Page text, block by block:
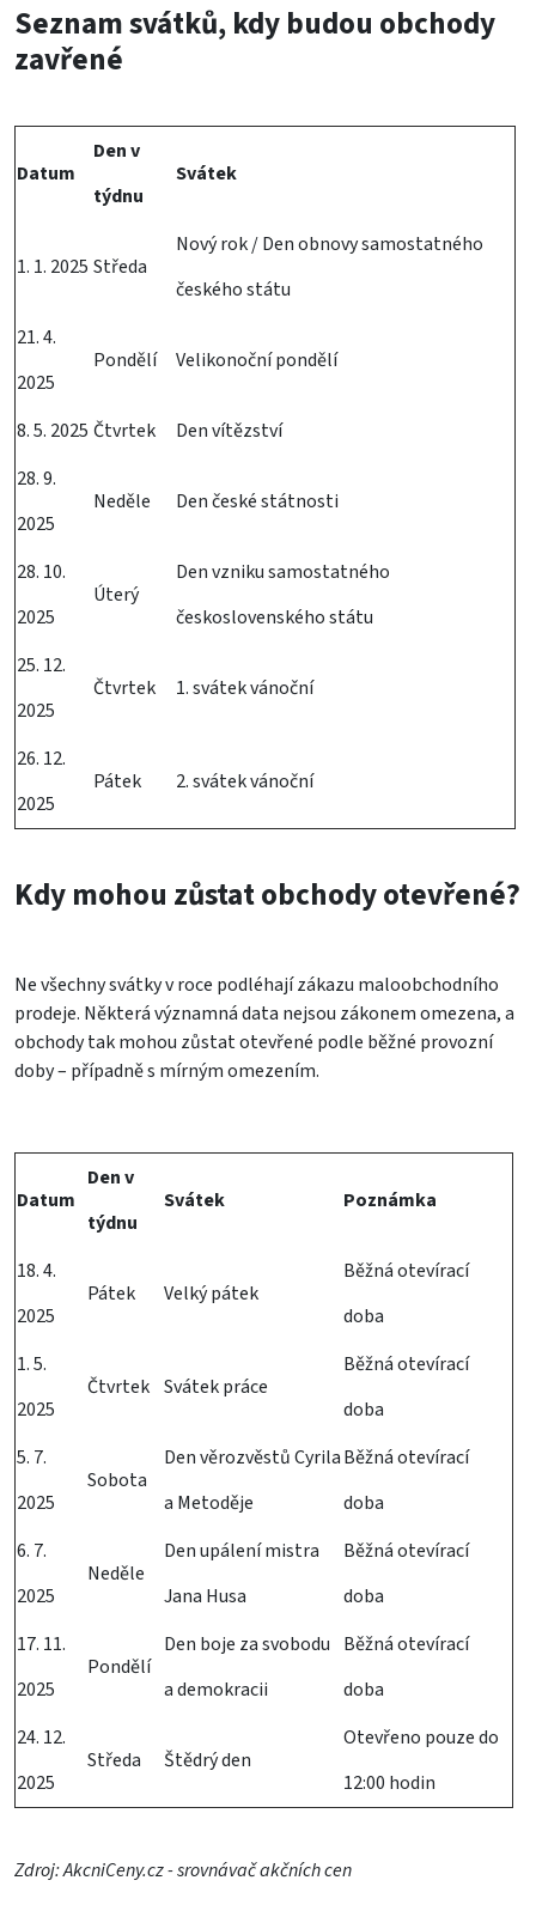
Seznam svátků, kdy budou obchody
zavřené
Datum
Den v
týdnu
Svátek
1. 1. 2025 Středa
Nový rok / Den obnovy samostatného
českého státu
21. 4.
2025
Pondělí Velikonoční pondělí
8. 5. 2025 Čtvrtek
Den vítězství
28. 9.
2025
Neděle Den české státnosti
28. 10.
2025
Úterý
Den vzniku samostatného
československého státu
25. 12.
2025
Čtvrtek 1. svátek vánoční
26. 12.
2025
Pátek 2. svátek vánoční
Kdy mohou zůstat obchody otevřené?
Ne všechny svátky v roce podléhají zákazu maloobchodního
prodeje. Některá významná data nejsou zákonem omezena, a
obchody tak mohou zůstat otevřené podle běžné provozní
doby – případně s mírným omezením.
Datum
Den v
týdnu
Svátek Poznámka
18. 4.
2025
Pátek Velký pátek
Běžná otevírací
doba
1. 5.
2025
Čtvrtek Svátek práce
Běžná otevírací
doba
5. 7.
2025
Sobota
Den věrozvěstů Cyrila
a Metoděje
Běžná otevírací
doba
6. 7.
2025
Neděle
Den upálení mistra
Jana Husa
Běžná otevírací
doba
17. 11.
2025
Pondělí
Den boje za svobodu
a demokracii
Běžná otevírací
doba
24. 12.
2025
Středa Štědrý den
Otevřeno pouze do
12:00 hodin
Zdroj:AkcniCeny.cz- srovnávač akčních cen